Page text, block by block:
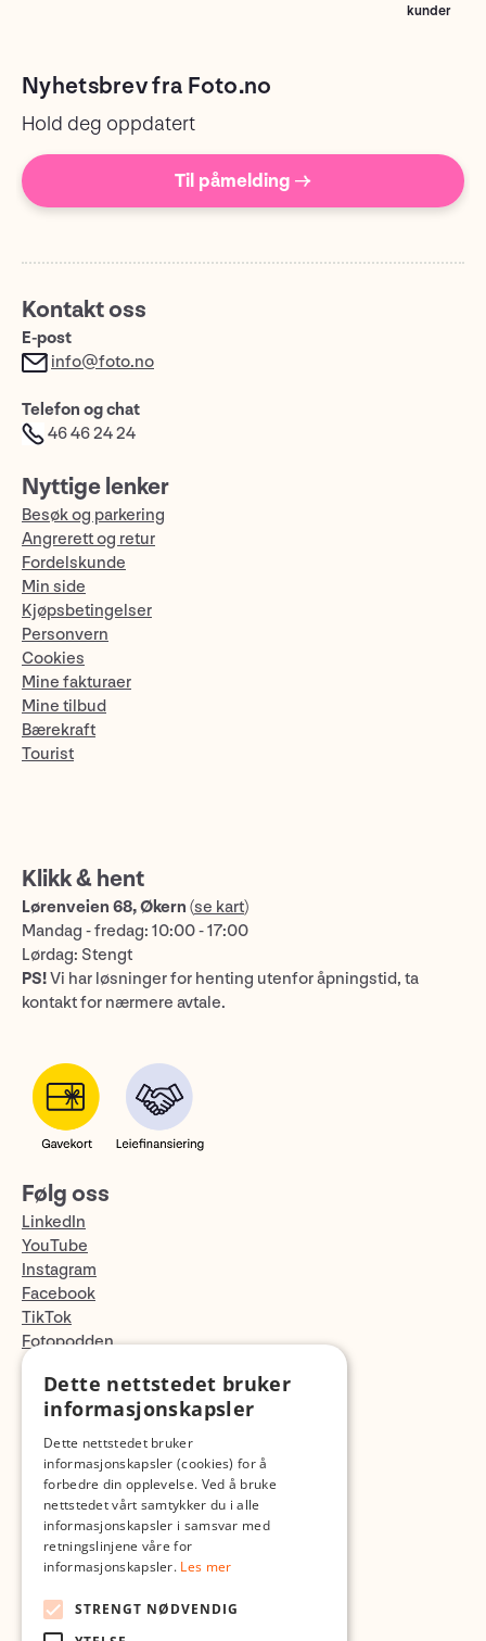
kunder
Nyhetsbrev fra Foto.no
Hold deg oppdatert
Til påmelding →
Kontakt oss
E-post
info@foto.no
Telefon og chat
46 46 24 24
Nyttige lenker
Besøk og parkering
Angrerett og retur
Fordelskunde
Min side
Kjøpsbetingelser
Personvern
Cookies
Mine fakturaer
Mine tilbud
Bærekraft
Tourist
Klikk & hent
Lørenveien 68, Økern (se kart)
Mandag - fredag: 10:00 - 17:00
Lørdag: Stengt
PS!Vi har løsninger for henting utenfor åpningstid, ta
kontakt for nærmere avtale.
Følg oss
LinkedIn
YouTube
Instagram
Facebook
TikTok
Fotopodden
Med forbehold om skrive- og lagerfeil
Dette nettstedet bruker
informasjonskapsler
Dette nettstedet bruker
informasjonskapsler (cookies) for å
forbedre din opplevelse. Ved å bruke
nettstedet vårt samtykker du i alle
informasjonskapsler i samsvar med
retningslinjene våre for
informasjonskapsler. Les mer
STRENGT NØDVENDIG